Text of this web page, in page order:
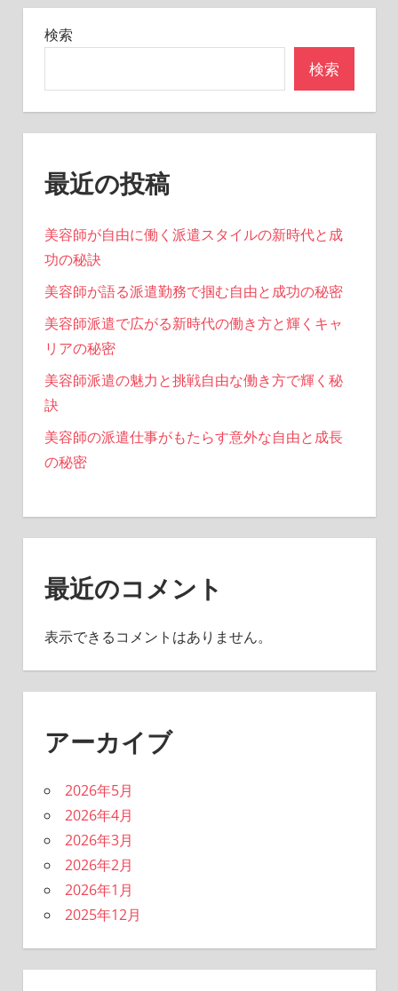
の
ー
ジ
り
記
事
検索
検索
最近の投稿
美容師が自由に働く派遣スタイルの新時代と成
功の秘訣
美容師が語る派遣勤務で掴む自由と成功の秘密
美容師派遣で広がる新時代の働き方と輝くキャ
リアの秘密
美容師派遣の魅力と挑戦自由な働き方で輝く秘
訣
美容師の派遣仕事がもたらす意外な自由と成長
の秘密
最近のコメント
表示できるコメントはありません。
アーカイブ
2026年5月
2026年4月
2026年3月
2026年2月
2026年1月
2025年12月